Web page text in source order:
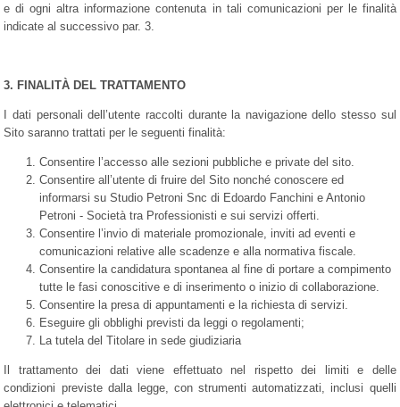
e di ogni altra informazione contenuta in tali comunicazioni per le finalità
indicate al successivo par. 3.
3. FINALITÀ DEL TRATTAMENTO
I dati personali dell’utente raccolti durante la navigazione dello stesso sul
Sito saranno trattati per le seguenti finalità:
Consentire l’accesso alle sezioni pubbliche e private del sito.
Consentire all’utente di fruire del Sito nonché conoscere ed
informarsi su Studio Petroni Snc di Edoardo Fanchini e Antonio
Petroni - Società tra Professionisti e sui servizi offerti.
Consentire l’invio di materiale promozionale, inviti ad eventi e
comunicazioni relative alle scadenze e alla normativa fiscale.
Consentire la candidatura spontanea al fine di portare a compimento
tutte le fasi conoscitive e di inserimento o inizio di collaborazione.
Consentire la presa di appuntamenti e la richiesta di servizi.
Eseguire gli obblighi previsti da leggi o regolamenti;
La tutela del Titolare in sede giudiziaria
Il trattamento dei dati viene effettuato nel rispetto dei limiti e delle
condizioni previste dalla legge, con strumenti automatizzati, inclusi quelli